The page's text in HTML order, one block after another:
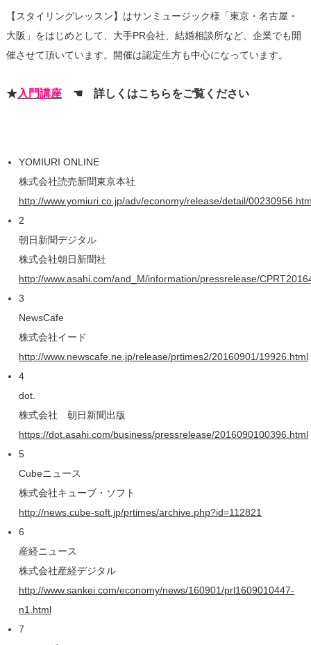
【スタイリングレッスン】はサンミュージック様「東京・名古屋・
大阪」をはじめとして、大手PR会社、結婚相談所など、企業でも開
催させて頂いています。開催は認定生方も中心になっています。
★入門講座☚ 詳しくはこちらをご覧ください
YOMIURI ONLINE
株式会社読売新聞東京本社
http://www.yomiuri.co.jp/adv/economy/release/detail/
2
朝日新聞デジタル
株式会社朝日新聞社
http://www.asahi.com/and_M/information/pressrelease/
3
NewsCafe
株式会社イード
http://www.newscafe.ne.jp/release/prtimes2/20160901/19926.html
4
dot.
株式会社 朝日新聞出版
https://dot.asahi.com/business/pressrelease/2016090100396.html
5
Cubeニュース
株式会社キューブ・ソフト
http://news.cube-soft.jp/prtimes/archive.php?id=112821
6
産経ニュース
株式会社産経デジタル
http://www.sankei.com/economy/news/160901/prl1609010447-
n1.html
7